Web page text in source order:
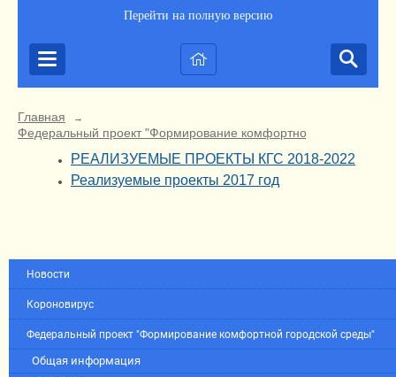
Перейти на полную версию
Главная →
Федеральный проект "Формирование комфортной городской
РЕАЛИЗУЕМЫЕ ПРОЕКТЫ КГС 2018-2022
Реализуемые проекты 2017 год
Новости
Короновирус
Федеральный проект "Формирование комфортной городской среды"
Общая информация